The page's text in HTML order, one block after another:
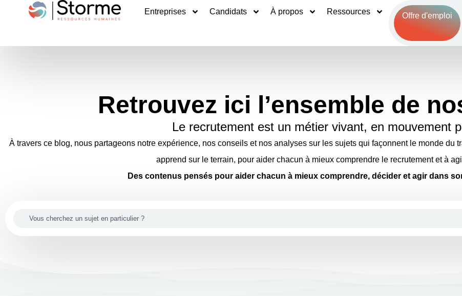
Entreprises Candidats À propos Ressources Offre d'emploi
Retrouvez ici l’ensemble de
Le recrutement est un métier vivant, en mouvement
À travers ce blog, nous partageons notre expérience, nos conseils et nos analyses sur les sujets qui façonnent le monde du
apprend sur le terrain, pour aider chacun à mieux comprendre le recrutement et à
Des contenus pensés pour aider chacun à mieux comprendre, décider et agir dans